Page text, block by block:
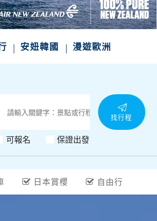
安妞韓國 漫遊歐洲
可報名 保證出發
找行程
日本賞櫻 自由行